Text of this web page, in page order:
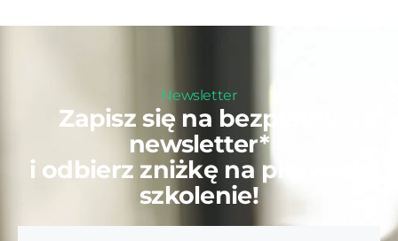
Newsletter
Zapisz się na bezpłatny
newsletter*
i odbierz zniżkę na pierwsze
szkolenie!